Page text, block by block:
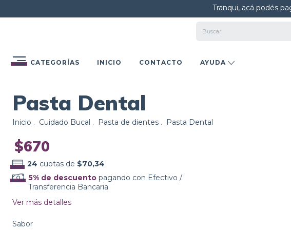
Tranqui, acá podés
CATEGORÍAS INICIO CONTACTO AYUDA
Pasta Dental
Inicio . Cuidado Bucal . Pasta de dientes . Pasta Dental
$670
24 cuotas de $70,34
5% de descuento pagando con Efectivo /
Transferencia Bancaria
Ver más detalles
Sabor